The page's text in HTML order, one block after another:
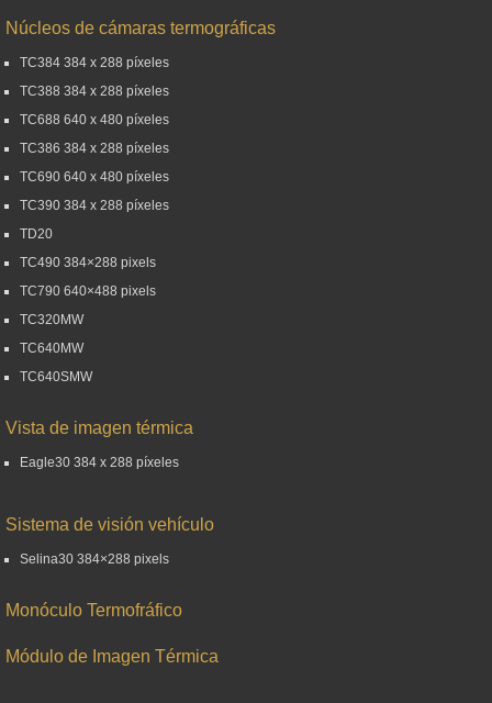
Núcleos de cámaras termográficas
TC384 384 x 288 píxeles
TC388 384 x 288 píxeles
TC688 640 x 480 píxeles
TC386 384 x 288 píxeles
TC690 640 x 480 píxeles
TC390 384 x 288 píxeles
TD20
TC490 384×288 pixels
TC790 640×488 pixels
TC320MW
TC640MW
TC640SMW
Vista de imagen térmica
Eagle30 384 x 288 píxeles
Sistema de visión vehículo
Selina30 384×288 pixels
Monóculo Termofráfico
Módulo de Imagen Térmica